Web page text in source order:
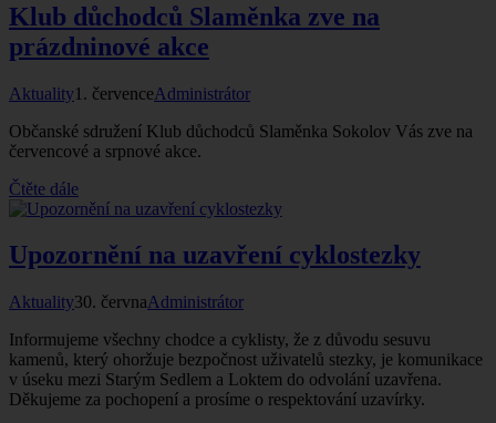
Klub důchodců Slaměnka zve na
prázdninové akce
Aktuality1. červenceAdministrátor
Občanské sdružení Klub důchodců Slaměnka Sokolov Vás zve na
červencové a srpnové akce.
Čtěte dále
Upozornění na uzavření cyklostezky
Aktuality30. červnaAdministrátor
Informujeme všechny chodce a cyklisty, že z důvodu sesuvu
kamenů, který ohoržuje bezpočnost uživatelů stezky, je komunikace
v úseku mezi Starým Sedlem a Loktem do odvolání uzavřena.
Děkujeme za pochopení a prosíme o respektování uzavírky.